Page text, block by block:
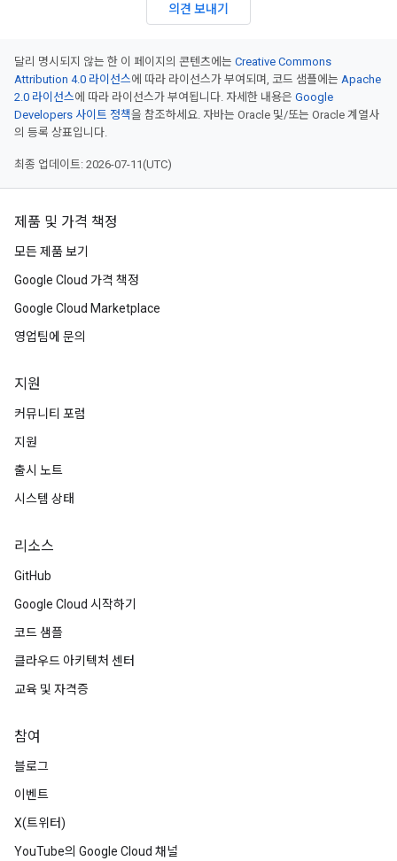
의견 보내기
달리 명시되지 않는 한 이 페이지의 콘텐츠에는 Creative Commons
Attribution 4.0 라이선스에 따라 라이선스가 부여되며, 코드 샘플에는 Apache
2.0 라이선스에 따라 라이선스가 부여됩니다. 자세한 내용은 Google
Developers 사이트 정책을 참조하세요. 자바는 Oracle 및/또는 Oracle 계열사
의 등록 상표입니다.
최종 업데이트: 2026-07-11(UTC)
제품 및 가격 책정
모든 제품 보기
Google Cloud 가격 책정
Google Cloud Marketplace
영업팀에 문의
지원
커뮤니티 포럼
지원
출시 노트
시스템 상태
리소스
GitHub
Google Cloud 시작하기
코드 샘플
클라우드 아키텍처 센터
교육 및 자격증
참여
블로그
이벤트
X(트위터)
YouTube의 Google Cloud 채널